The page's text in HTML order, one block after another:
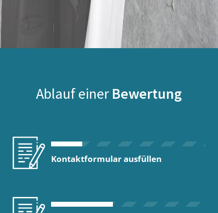
Ablauf einer Bewertung
Kontaktformular ausfüllen